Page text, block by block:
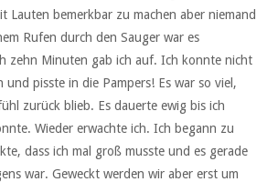
Lauten bemerkbar zu machen aber niemand
Rufen durch den Sauger war es
zehn Minuten gab ich auf. Ich konnte nicht
und pisste in die Pampers! Es war so viel,
zurück blieb. Es dauerte ewig bis ich
Wieder erwachte ich. Ich begann zu
dass ich mal groß musste und es gerade
war. Geweckt werden wir aber erst um